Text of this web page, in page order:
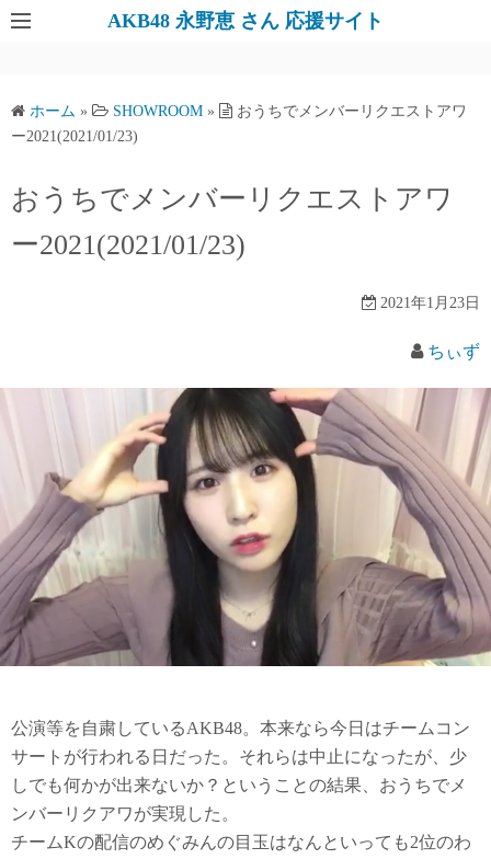
AKB48 永野恵 さん 応援サイト
ホーム » SHOWROOM »
おうちでメンバーリクエストアワ
ー2021(2021/01/23)
おうちでメンバーリクエストアワ
ー2021(2021/01/23)
2021年1月23日
ちぃず
公演等を自粛しているAKB48。本来なら今日はチームコン
サートが行われる日だった。それらは中止になったが、少
しでも何かが出来ないか？ということの結果、おうちでメ
ンバーリクアワが実現した。
チームKの配信のめぐみんの目玉はなんといっても2位のわ